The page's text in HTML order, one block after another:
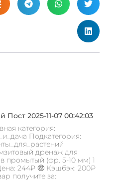
Пост 2025-11-07 00:42:03
категория:
Подкатегория:
дренаж для
промытый (фр. 5-10 мм) 1
244₽ 🤑 Кэшбэк: 200₽
получите за: